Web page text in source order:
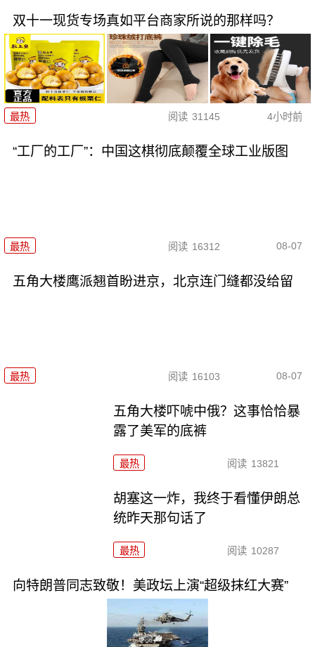
双十一现货专场真如平台商家所说的那样吗？
最热 阅读 31145 4小时前
“工厂的工厂”：中国这棋彻底颠覆全球工业版图
最热 阅读 16312 08-07
五角大楼鹰派翘首盼进京，北京连门缝都没给留
最热 阅读 16103 08-07
五角大楼吓唬中俄？这事恰恰暴
露了美军的底裤
最热 阅读 13821
胡塞这一炸，我终于看懂伊朗总
统昨天那句话了
最热 阅读 10287
向特朗普同志致敬！美政坛上演“超级抹红大赛”